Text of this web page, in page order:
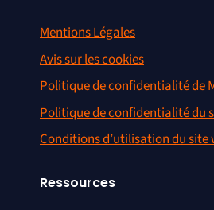
Mentions Légales
Avis sur les cookies
Politique de confidentialité de
Politique de confidentialité du
Conditions d’utilisation du site
Ressources